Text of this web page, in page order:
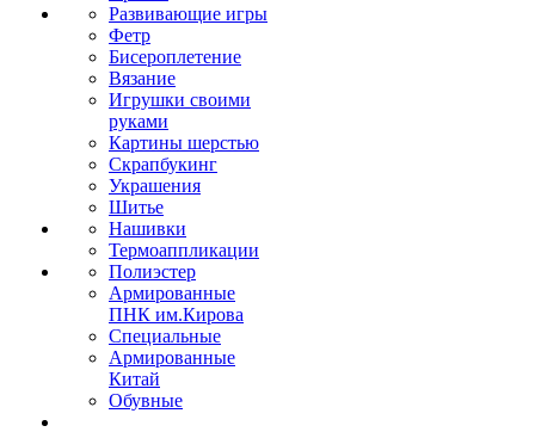
Развивающие игры
Фетр
Бисероплетение
Вязание
Игрушки своими
руками
Картины шерстью
Скрапбукинг
Украшения
Шитье
Нашивки
Термоаппликации
Полиэстер
Армированные
ПНК им.Кирова
Специальные
Армированные
Китай
Обувные